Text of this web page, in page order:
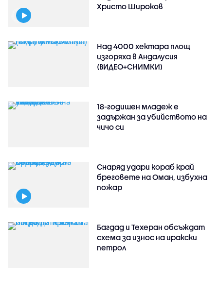
Христо Широков
Над 4000 хектара площ
изгоряха в Андалусия
(ВИДЕО+СНИМКИ)
18-годишен младеж е
задържан за убийството на
чичо си
Снаряд удари кораб край
бреговете на Оман, избухна
пожар
Багдад и Техеран обсъждат
схема за износ на иракски
петрол